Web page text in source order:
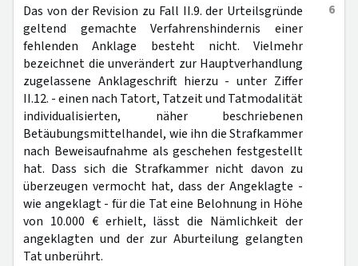
6
Das von der Revision zu Fall II.9. der Urteilsgründe
geltend gemachte Verfahrenshindernis einer
fehlenden Anklage besteht nicht. Vielmehr
bezeichnet die unverändert zur Hauptverhandlung
zugelassene Anklageschrift hierzu - unter Ziffer
II.12. - einen nach Tatort, Tatzeit und Tatmodalität
individualisierten, näher beschriebenen
Betäubungsmittelhandel, wie ihn die Strafkammer
nach Beweisaufnahme als geschehen festgestellt
hat. Dass sich die Strafkammer nicht davon zu
überzeugen vermocht hat, dass der Angeklagte -
wie angeklagt - für die Tat eine Belohnung in Höhe
von 10.000 € erhielt, lässt die Nämlichkeit der
angeklagten und der zur Aburteilung gelangten
Tat unberührt.